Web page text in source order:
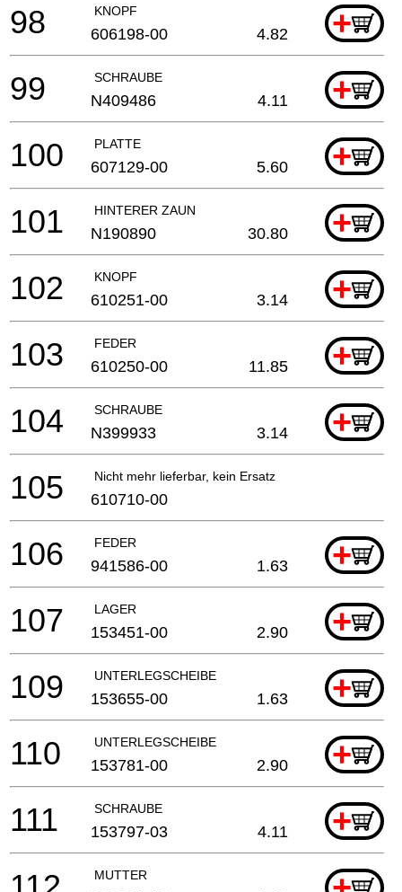
KNOPF +
98 606198-00 4.82
SCHRAUBE +
99 N409486 4.11
PLATTE +
100 607129-00 5.60
HINTERER ZAUN +
101 N190890 30.80
KNOPF +
102 610251-00 3.14
FEDER +
103 610250-00 11.85
SCHRAUBE +
104 N399933 3.14
Nicht mehr lieferbar, kein Ersatz
105 610710-00
FEDER +
106 941586-00 1.63
LAGER +
107 153451-00 2.90
UNTERLEGSCHEIBE +
109 153655-00 1.63
UNTERLEGSCHEIBE +
110 153781-00 2.90
SCHRAUBE +
111 153797-03 4.11
MUTTER